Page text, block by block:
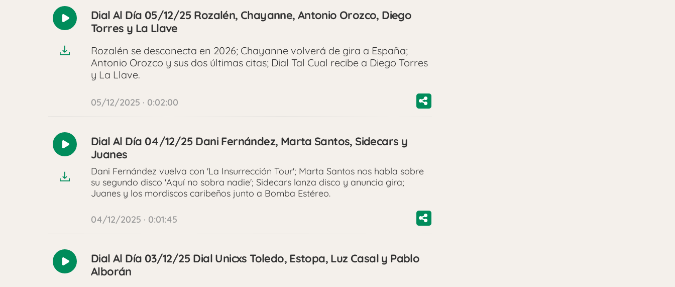
Reproducir
Dial Al Día 05/12/25 Rozalén, Chayanne, Antonio Orozco, Diego
Torres y La Llave
Rozalén se desconecta en 2026; Chayanne volverá de gira a España;
Antonio Orozco y sus dos últimas citas; Dial Tal Cual recibe a Diego Torres
y La Llave.
05/12/2025 · 0:02:00
Reproducir
Dial Al Día 04/12/25 Dani Fernández, Marta Santos, Sidecars y
Juanes
Dani Fernández vuelva con 'La Insurrección Tour'; Marta Santos nos habla sobre
su segundo disco 'Aquí no sobra nadie'; Sidecars lanza disco y anuncia gira;
Juanes y los mordiscos caribeños junto a Bomba Estéreo.
04/12/2025 · 0:01:45
Reproducir
Dial Al Día 03/12/25 Dial Unicxs Toledo, Estopa, Luz Casal y Pablo
Alborán